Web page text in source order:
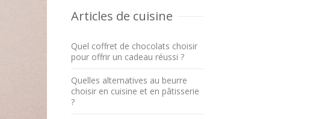
Articles de cuisine
Quel coffret de chocolats choisir
pour offrir un cadeau réussi ?
Quelles alternatives au beurre
choisir en cuisine et en pâtisserie
?